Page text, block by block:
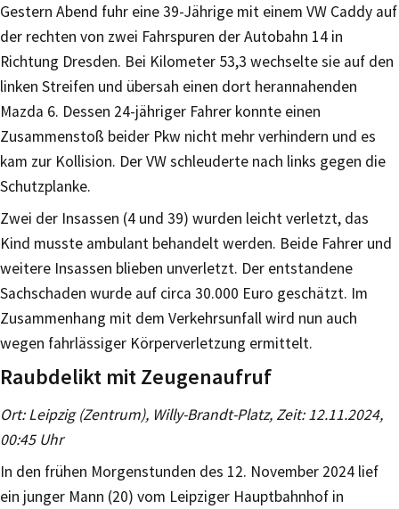
Gestern Abend fuhr eine 39-Jährige mit einem VW Caddy auf
der rechten von zwei Fahrspuren der Autobahn 14 in
Richtung Dresden. Bei Kilometer 53,3 wechselte sie auf den
linken Streifen und übersah einen dort herannahenden
Mazda 6. Dessen 24-jähriger Fahrer konnte einen
Zusammenstoß beider Pkw nicht mehr verhindern und es
kam zur Kollision. Der VW schleuderte nach links gegen die
Schutzplanke.
Zwei der Insassen (4 und 39) wurden leicht verletzt, das
Kind musste ambulant behandelt werden. Beide Fahrer und
weitere Insassen blieben unverletzt. Der entstandene
Sachschaden wurde auf circa 30.000 Euro geschätzt. Im
Zusammenhang mit dem Verkehrsunfall wird nun auch
wegen fahrlässiger Körperverletzung ermittelt.
Raubdelikt mit Zeugenaufruf
Ort: Leipzig (Zentrum), Willy-Brandt-Platz, Zeit: 12.11.2024,
00:45 Uhr
In den frühen Morgenstunden des 12. November 2024 lief
ein junger Mann (20) vom Leipziger Hauptbahnhof in